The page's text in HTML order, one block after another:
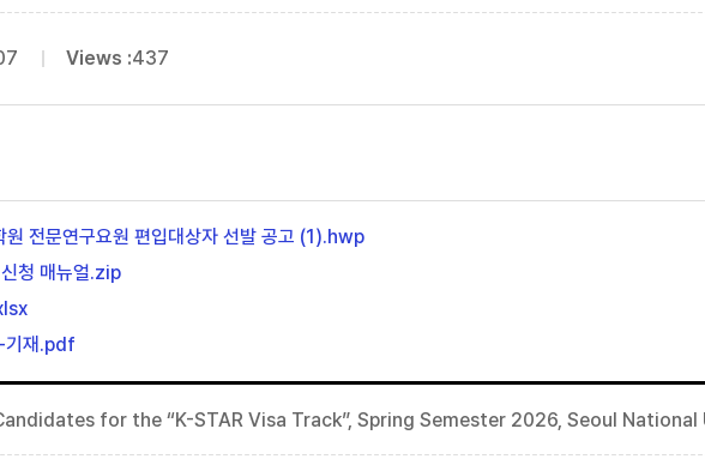
Views :437
전문연구요원 편입대상자 선발 공고 (1).hwp
청 매뉴얼.zip
기재.pdf
for the “K-STAR Visa Track”, Spring Semester 2026, Seoul National